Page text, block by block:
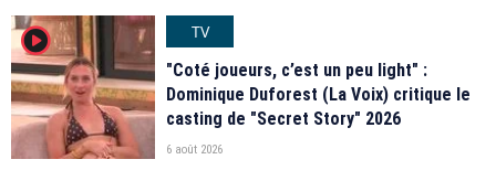
player2
TV
"Coté joueurs, c’est un peu light" :
Dominique Duforest (La Voix) critique le
casting de "Secret Story" 2026
6 août 2026